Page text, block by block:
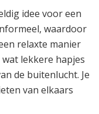
idee voor een
waardoor
relaxte manier
lekkere hapjes
de buitenlucht. Je
van elkaars